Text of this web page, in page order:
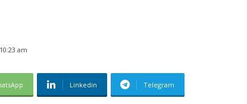
am
Linkedin Telegram